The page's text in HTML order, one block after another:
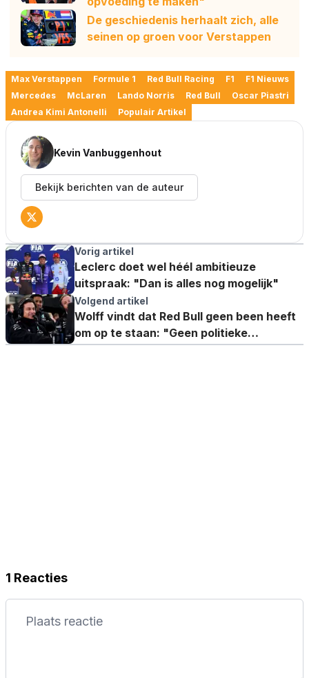
De geschiedenis herhaalt zich, alle
seinen op groen voor Verstappen
Max Verstappen Formule 1 Red Bull Racing F1
F1 Nieuws
Mercedes
McLaren Lando Norris Red Bull
Oscar Piastri
Andrea Kimi Antonelli
Populair Artikel
Kevin Vanbuggenhout
Bekijk berichten van de auteur
Vorig artikel
Leclerc doet wel héél ambitieuze
uitspraak: "Dan is alles nog mogelijk"
Volgend artikel
Wolff vindt dat Red Bull geen been heeft
om op te staan: "Geen politieke
achtergrond"
1 Reacties